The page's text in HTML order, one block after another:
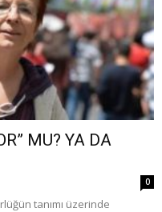
MU? YA DA
0
tanımı üzerinde